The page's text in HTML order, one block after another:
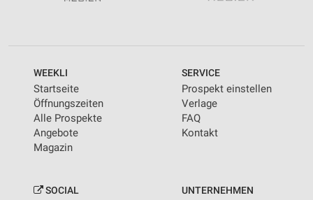
WEEKLI
Startseite
Öffnungszeiten
Alle Prospekte
Angebote
Magazin
SERVICE
Prospekt einstellen
Verlage
FAQ
Kontakt
SOCIAL UNTERNEHMEN